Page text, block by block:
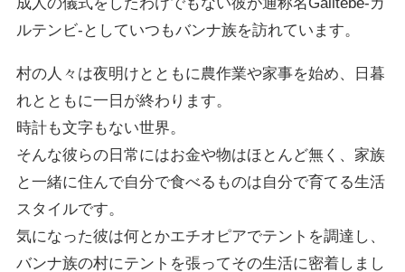
ルテンビ-としていつもバンナ族を訪れています。
村の人々は夜明けとともに農作業や家事を始め、日暮
れとともに一日が終わります。
時計も文字もない世界。
そんな彼らの日常にはお金や物はほとんど無く、家族
と一緒に住んで自分で食べるものは自分で育てる生活
スタイルです。
気になった彼は何とかエチオピアでテントを調達し、
バンナ族の村にテントを張ってその生活に密着しまし